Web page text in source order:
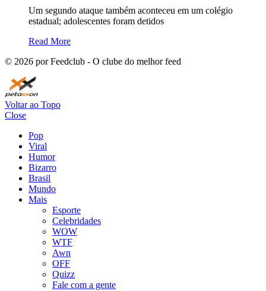
Um segundo ataque também aconteceu em um colégio
estadual; adolescentes foram detidos
Read More
© 2026 por Feedclub - O clube do melhor feed
Voltar ao Topo
Close
Pop
Viral
Humor
Bizarro
Brasil
Mundo
Mais
Esporte
Celebridades
WOW
WTF
Awn
OFF
Quizz
Fale com a gente